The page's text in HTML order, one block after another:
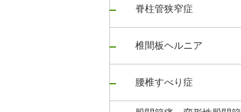
脊柱管狭窄症
椎間板ヘルニア
腰椎すべり症